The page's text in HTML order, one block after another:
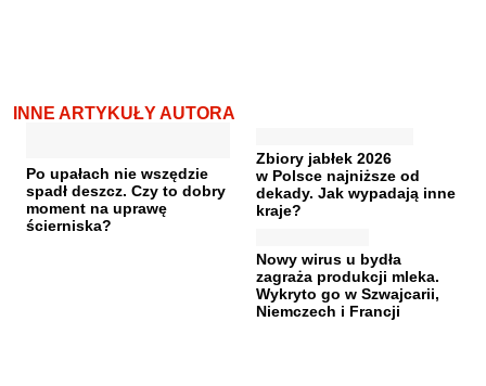
INNE ARTYKUŁY AUTORA
Po upałach nie wszędzie
spadł deszcz. Czy to dobry
moment na uprawę
ścierniska?
Zbiory jabłek 2026
w Polsce najniższe od
dekady. Jak wypadają inne
kraje?
Nowy wirus u bydła
zagraża produkcji mleka.
Wykryto go w Szwajcarii,
Niemczech i Francji